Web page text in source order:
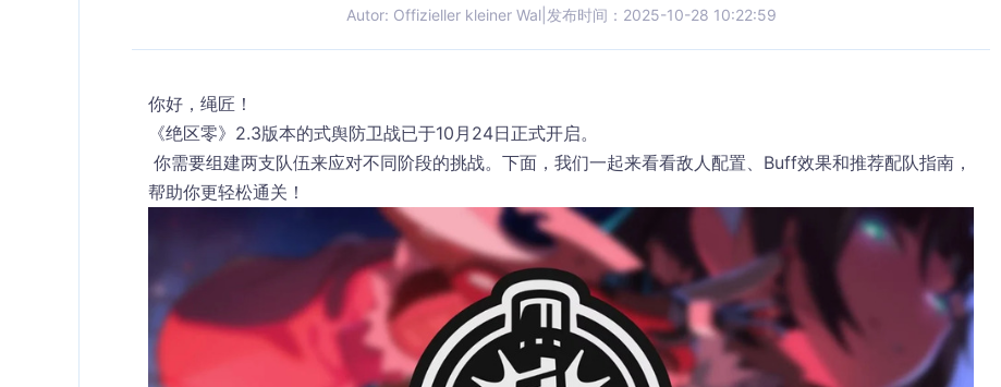
Autor: Offizieller kleiner Wal 发布时间：2025-10-28 10:22:59
你好，绳匠！
《绝区零》2.3版本的式舆防卫战已于10月24日正式开启。
帮助你更轻松通关！